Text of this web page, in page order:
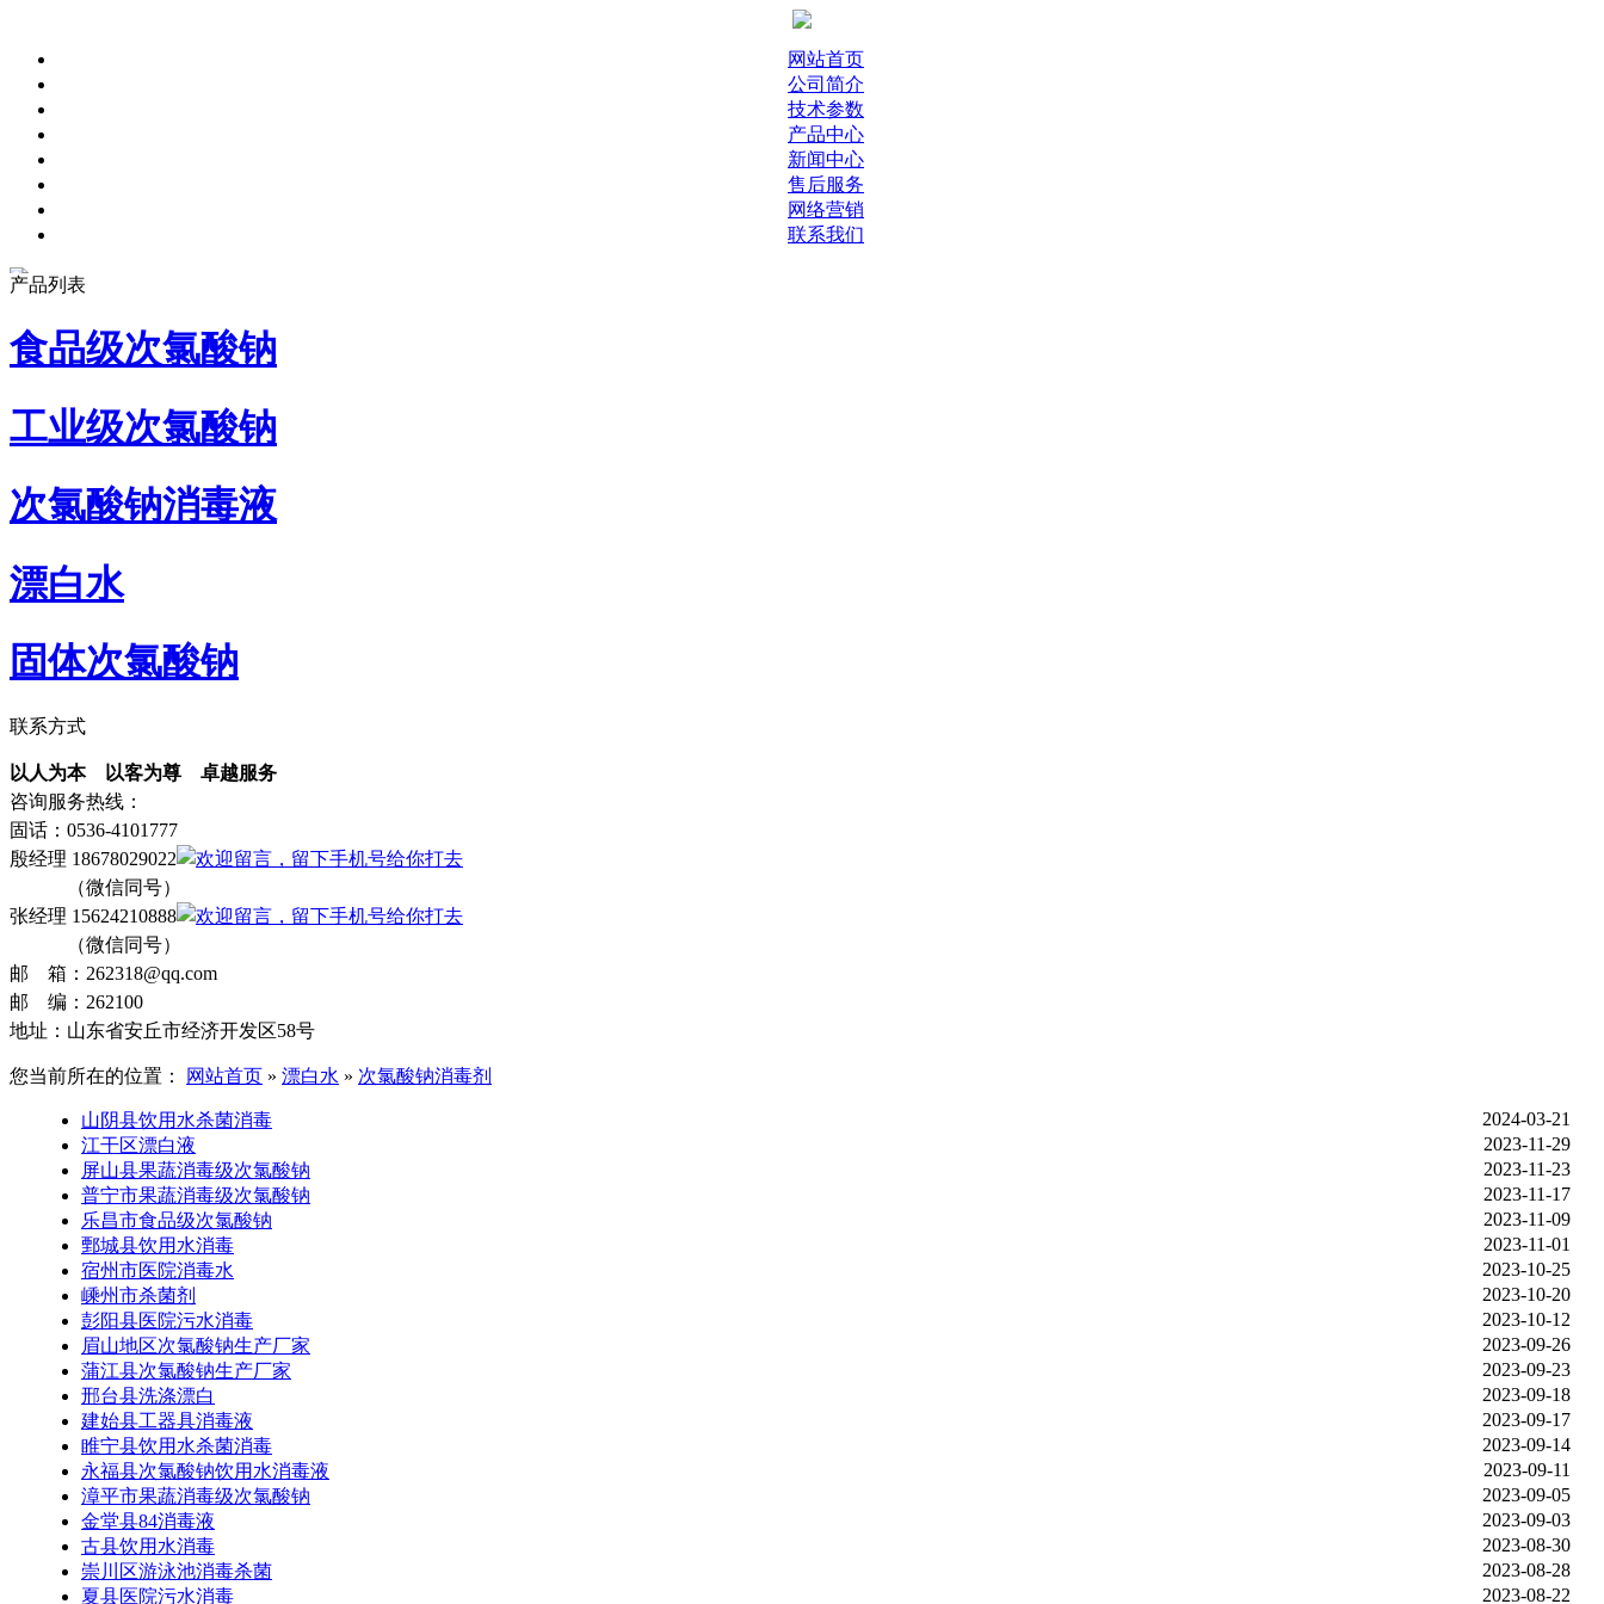
网站首页
公司简介
技术参数
产品中心
新闻中心
售后服务
网络营销
联系我们
产品列表
食品级次氯酸钠
工业级次氯酸钠
次氯酸钠消毒液
漂白水
固体次氯酸钠
联系方式
以人为本 以客为尊 卓越服务
咨询服务热线：
固话：0536-4101777
殷经理 18678029022
（微信同号）
张经理 15624210888
（微信同号）
邮 箱：262318@qq.com
邮 编：262100
地址：山东省安丘市经济开发区58号
您当前所在的位置： 网站首页 » 漂白水 » 次氯酸钠消毒剂
山阴县饮用水杀菌消毒
2024-03-21
江干区漂白液
2023-11-29
屏山县果蔬消毒级次氯酸钠
2023-11-23
普宁市果蔬消毒级次氯酸钠
2023-11-17
乐昌市食品级次氯酸钠
2023-11-09
鄄城县饮用水消毒
2023-11-01
宿州市医院消毒水
2023-10-25
嵊州市杀菌剂
2023-10-20
彭阳县医院污水消毒
2023-10-12
眉山地区次氯酸钠生产厂家
2023-09-26
蒲江县次氯酸钠生产厂家
2023-09-23
邢台县洗涤漂白
2023-09-18
建始县工器具消毒液
2023-09-17
睢宁县饮用水杀菌消毒
2023-09-14
永福县次氯酸钠饮用水消毒液
2023-09-11
漳平市果蔬消毒级次氯酸钠
2023-09-05
金堂县84消毒液
2023-09-03
古县饮用水消毒
2023-08-30
崇川区游泳池消毒杀菌
2023-08-28
夏县医院污水消毒
2023-08-22